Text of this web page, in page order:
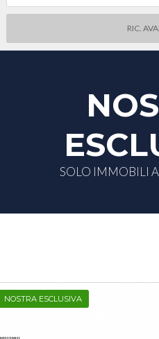
RIC.
SOLO IMMOBILI
NOSTRA ESCLUSIVA